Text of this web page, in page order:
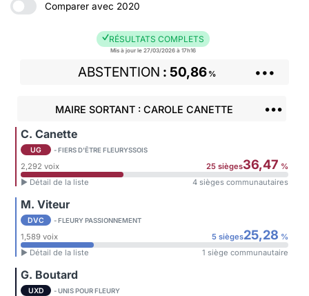
Comparer avec 2020
RÉSULTATS COMPLETS
Mis à jour le 27/03/2026 à 17h16
ABSTENTION 50,86 % •••
MAIRE SORTANT : CAROLE CANETTE •••
C. Canette
UG - FIERS D'ÊTRE FLEURYSSOIS
2,292 voix 25 sièges36,47 %
► Détail de la liste
4 sièges communautaires
M. Viteur
DVC - FLEURY PASSIONNEMENT
1,589 voix 5 sièges25,28 %
► Détail de la liste
1 siège communautaire
G. Boutard
UXD - UNIS POUR FLEURY